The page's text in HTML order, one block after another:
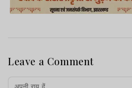
Leave a Comment